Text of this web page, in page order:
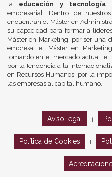
la educación y tecnología
empresarial. Dentro de
encuentran el Máster en
su capacidad para formar a
Máster en Marketing, por ser una
empresa, el Máster en
tomando en el mercado actual, el
por la tendencia a la
en Recursos Humanos, por la
las empresas al capital humano.
Aviso legal
Política de Cookies